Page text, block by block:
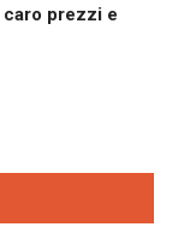
prezzi e